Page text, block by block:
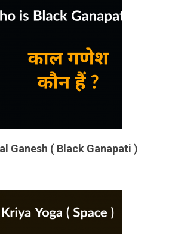
Ganesh ( Black Ganapati )